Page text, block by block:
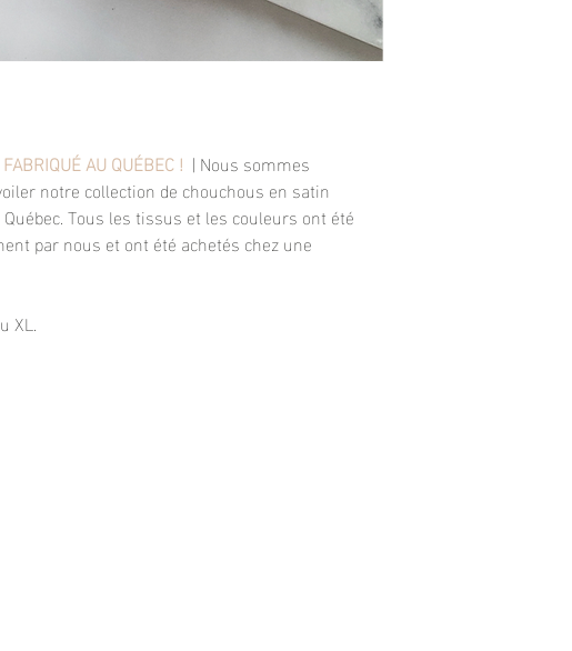
AU QUÉBEC ! | Nous sommes
notre collection de chouchous en satin
Tous les tissus et les couleurs ont été
par nous et ont été achetés chez une
XL.